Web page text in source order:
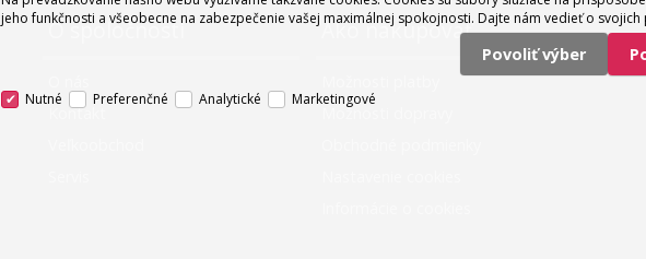
O spoločnosti
Kontakt
Ako nakupovať
Možnosti dopravy
jeho funkčnosti a všeobecne na zabezpečenie vašej maximálnej spokojnosti. Dajte nám vedieť o svojich
Povoliť výber
Nutné Preferenčné Analytické Marketingové